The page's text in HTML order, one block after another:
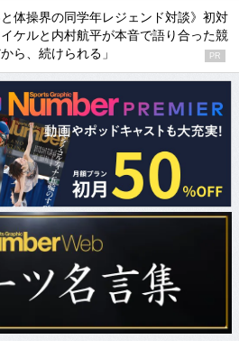
と体操界の同学年レジェンド対談》初対
ケルと内村航平が本音で語り合った競
ら、続けられる」
PR